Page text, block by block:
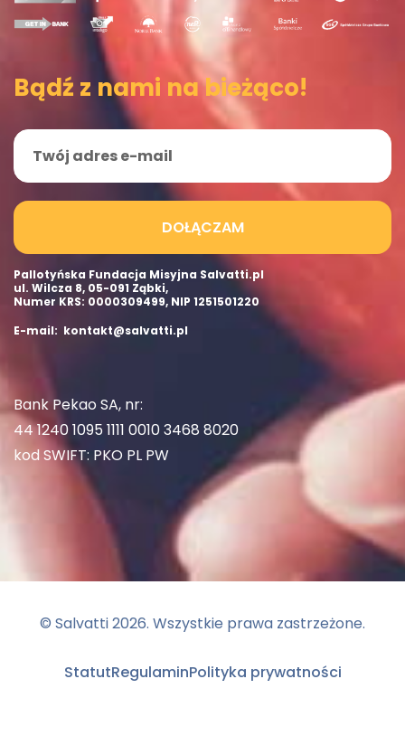
Bądź z nami na bieżąco!
DOŁĄCZAM
Pallotyńska Fundacja Misyjna Salvatti.pl
ul. Wilcza 8, 05-091 Ząbki,
Numer KRS: 0000309499, NIP 1251501220
E-mail: kontakt@salvatti.pl
Bank Pekao SA, nr:
44 1240 1095 1111 0010 3468 8020
kod SWIFT: PKO PL PW
© Salvatti2026. Wszystkie prawa zastrzeżone.
StatutRegulaminPolityka prywatności